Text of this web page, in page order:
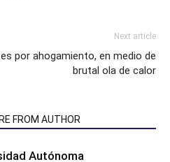
Next article
por ahogamiento, en medio de
brutal ola de calor
FROM AUTHOR
Autónoma